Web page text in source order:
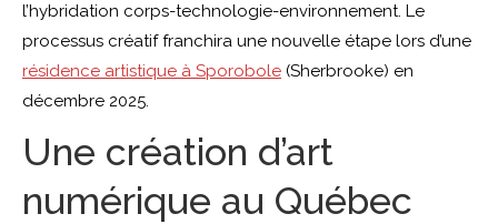
l’hybridation corps-technologie-environnement. Le
processus créatif franchira une nouvelle étape lors d’une
résidence artistique à Sporobole (Sherbrooke) en
décembre 2025.
Une création d’art
numérique au Québec